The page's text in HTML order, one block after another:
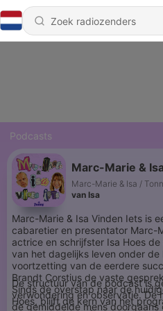
Podcasts
Marc-Marie &
Marc-Marie & Isa /
van Isa
Marc-Marie & Isa Vinden Iets is
cabaretier en presentator Marc-
actrice en schrijfster Isa Hoes
van het dagelijks leven onder de
voortzetting van de eerdere
Brandt Corstius de vaste
Sinds de overstap naar de
Hoes, blijft de kern van het
De structuur van de podcast is
verwondering en observatie. De
de gemiddelde mens